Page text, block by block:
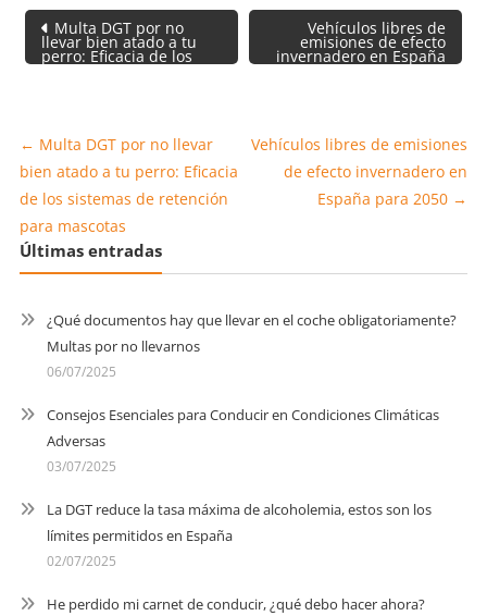
Navegación
de
entradas
Multa DGT por no
llevar bien atado a tu
perro: Eficacia de los
sistemas de retención
Vehículos libres de
emisiones de efecto
invernadero en España
para 2050
← Multa DGT por no llevar
bien atado a tu perro: Eficacia
de los sistemas de retención
para mascotas
Vehículos libres de emisiones
de efecto invernadero en
España para 2050 →
Últimas entradas
¿Qué documentos hay que llevar en el coche obligatoriamente?
Multas por no llevarnos
06/07/2025
Consejos Esenciales para Conducir en Condiciones Climáticas
Adversas
03/07/2025
La DGT reduce la tasa máxima de alcoholemia, estos son los
límites permitidos en España
02/07/2025
He perdido mi carnet de conducir, ¿qué debo hacer ahora?